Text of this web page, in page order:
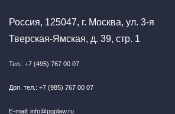
Россия, 125047, г. Москва, ул. 3-я
Тверская-Ямская, д. 39, стр. 1
Тел.: +7 (495) 767 00 07
Доп. тел.: +7 (985) 767 00 07
E-mail: info@pgplaw.ru